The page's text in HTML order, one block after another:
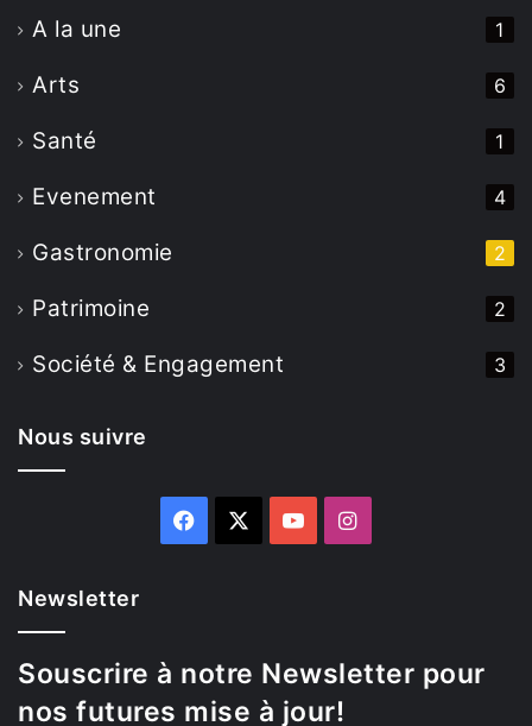
A la une 1
Arts 6
Santé 1
Evenement 4
Gastronomie 2
Patrimoine 2
Société & Engagement 3
Nous suivre
Facebook YouTubeInstagram
Newsletter
Souscrire à notre Newsletter pour
nos futures mise à jour!